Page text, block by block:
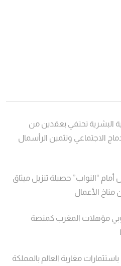
البشرية تحتفي بعقدين من
الاجتماعي وتثمين الرأسمال
“النواب” حصيلة تنزيل ميثاق
الأعمال
مؤهلات المغرب كمنصة
مغاربة العالم بالمملكة